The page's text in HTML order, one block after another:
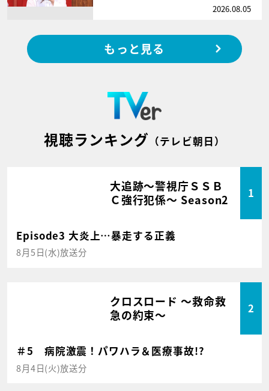
2026.08.05
もっと見る
視聴ランキング （テレビ朝日）
大追跡～警視庁ＳＳＢ
Ｃ強行犯係～ Season2
1
Episode3 大炎上…暴走する正義
8月5日(水)放送分
クロスロード ～救命救
急の約束～
2
＃5 病院激震！パワハラ＆医療事故!?
8月4日(火)放送分